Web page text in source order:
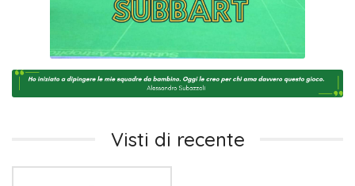
Visti di recente